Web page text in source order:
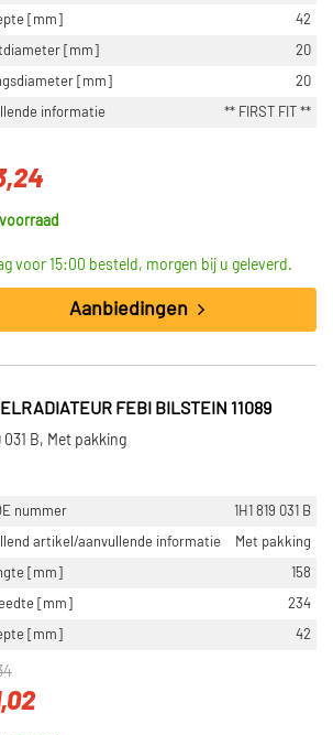
[mm]
42
[mm]
20
[mm]
20
informatie
** FIRST FIT **
voor 15:00 besteld, morgen bij u geleverd.
Aanbiedingen
FEBI BILSTEIN 11089
031 B, Met pakking
nummer
1H1 819 031 B
artikel/aanvullende informatie
Met pakking
[mm]
158
[mm]
234
[mm]
42